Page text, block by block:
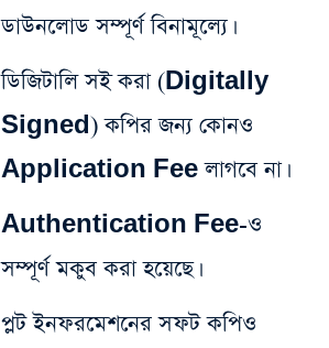
ডাউনলোড সম্পূর্ণ বিনামূল্যে।
ডিজিটালি সই করা (Digitally
Signed) কপির জন্য কোনও
Application Fee লাগবে না।
Authentication Fee-ও
সম্পূর্ণ মকুব করা হয়েছে।
প্লট ইনফরমেশনের সফট কপিও